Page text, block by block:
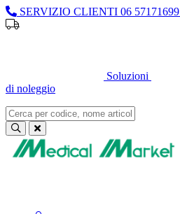
SERVIZIO CLIENTI 06 57171699
Soluzioni
di noleggio